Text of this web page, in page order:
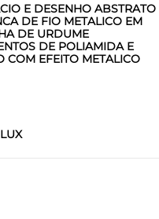
E DESENHO ABSTRATO
DE FIO METALICO EM
DE URDUME
DE POLIAMIDA E
COM EFEITO METALICO